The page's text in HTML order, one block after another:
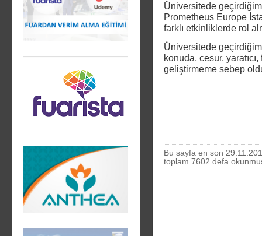
Üniversitede
Prometheus Europe
farklı etkinliklerde rol
Üniversitede geçirdiğim
konuda, cesur,
geliştirmeme sebep
Bu sayfa en son
toplam 7602 defa